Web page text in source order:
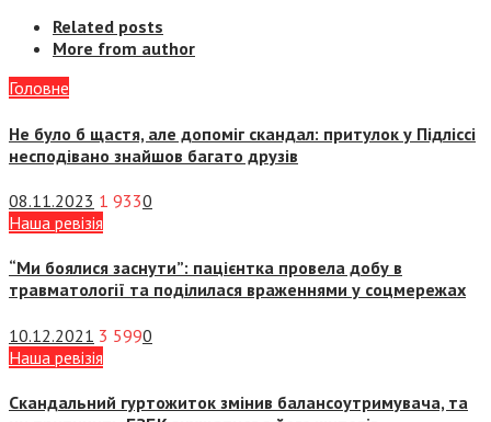
Related posts
More from author
Головне
Не було б щастя, але допоміг скандал: притулок у Підліссі
несподівано знайшов багато друзів
08.11.2023 1 9330
Наша ревізія
“Ми боялися заснути”: пацієнтка провела добу в
травматології та поділилася враженнями у соцмережах
10.12.2021 3 5990
Наша ревізія
Скандальний гуртожиток змінив балансоутримувача, та